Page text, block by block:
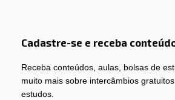
Cadastre-se e receba
Receba conteúdos, aulas, bolsas de
muito mais sobre intercâmbios
estudos.